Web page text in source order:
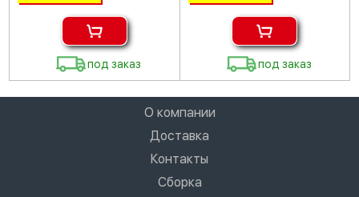
под заказ под заказ
О компании
Доставка
Контакты
Сборка